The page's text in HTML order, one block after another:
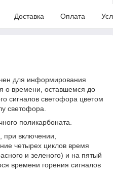
Доставка Оплата
для информирования
о времени, оставшемся до
сигналов светофора цветом
светофора.
поликарбоната.
включении,
четырех циклов время
и зеленого) и на пятый
времени горения сигналов